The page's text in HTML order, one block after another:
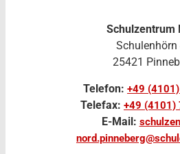
Schulzentrum
Schulenhörn
25421
Telefon: +49
Telefax: +49 (4101)
E-Mail: